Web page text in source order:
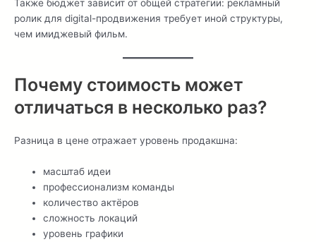
Также бюджет зависит от общей стратегии: рекламный
ролик для digital-продвижения требует иной структуры,
чем имиджевый фильм.
Почему стоимость может
отличаться в несколько раз?
Разница в цене отражает уровень продакшна:
масштаб идеи
профессионализм команды
количество актёров
сложность локаций
уровень графики